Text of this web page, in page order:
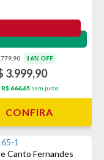
- VEDA
16% OFF
3.999,90
R$ 666,65 sem juros
CONFIRA
Canto Fernandes